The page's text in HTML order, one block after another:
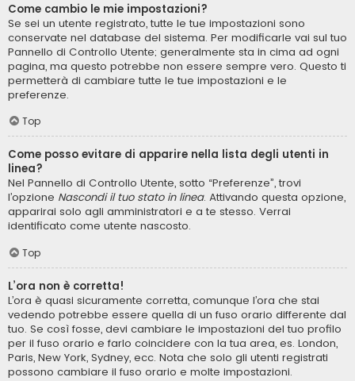
Come cambio le mie impostazioni?
Se sei un utente registrato, tutte le tue impostazioni sono
conservate nel database del sistema. Per modificarle vai sul tuo
Pannello di Controllo Utente; generalmente sta in cima ad ogni
pagina, ma questo potrebbe non essere sempre vero. Questo ti
permetterà di cambiare tutte le tue impostazioni e le
preferenze.
Top
Come posso evitare di apparire nella lista degli utenti in
linea?
Nel Pannello di Controllo Utente, sotto “Preferenze”, trovi
l’opzione Nascondi il tuo stato in linea. Attivando questa opzione,
apparirai solo agli amministratori e a te stesso. Verrai
identificato come utente nascosto.
Top
L’ora non è corretta!
L’ora è quasi sicuramente corretta, comunque l’ora che stai
vedendo potrebbe essere quella di un fuso orario differente dal
tuo. Se così fosse, devi cambiare le impostazioni del tuo profilo
per il fuso orario e farlo coincidere con la tua area, es. London,
Paris, New York, Sydney, ecc. Nota che solo gli utenti registrati
possono cambiare il fuso orario e molte impostazioni.